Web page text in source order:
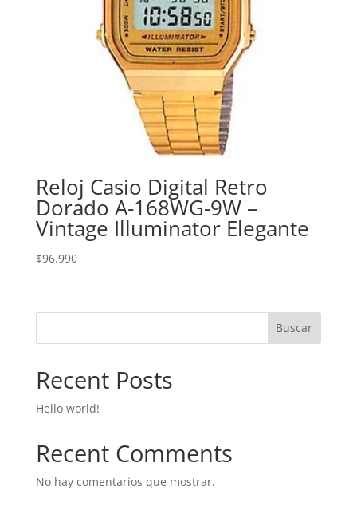
Reloj Casio Digital Retro
Dorado A-168WG-9W –
Vintage Illuminator Elegante
$96.990
Buscar
Recent Posts
Hello world!
Recent Comments
No hay comentarios que mostrar.